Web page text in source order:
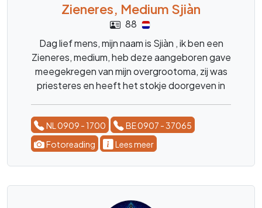
Zieneres, Medium Sjiàn
88
Dag lief mens, mijn naam is Sjiàn , ik ben een
Zieneres, medium, heb deze aangeboren gave
meegekregen van mijn overgrootoma, zij was
priesteres en heeft het stokje doorgeven in
spiritualiteit en heb menig veel mensen al
mogen begeleiden bij hun processen , reis in
het leven. Geen vraag is mij te gek, ik kom snel
tot de kern daar waar ik moet zijn, met sterke
tijdsaanduidingen. Ik doe het met alle liefde en
bezorgdheid zodat u snel weer verder kan.
NL 0909 - 1700
BE 0907 - 37065
Fotoreading
Lees meer